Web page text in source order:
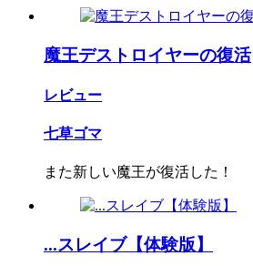
魔王デストロイヤーの復活
レビュー
七草ゴマ
また新しい魔王が復活した！
...スレイブ【体験版】